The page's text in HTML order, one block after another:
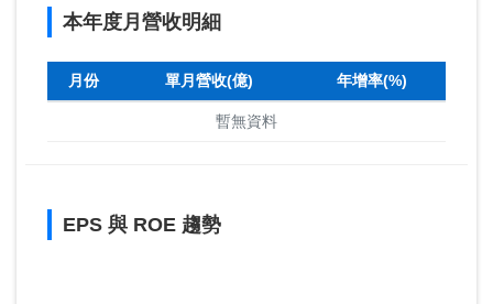
本年度月營收明細
月份 單月營收(億) 年增率(%)
暫無資料
EPS 與 ROE 趨勢